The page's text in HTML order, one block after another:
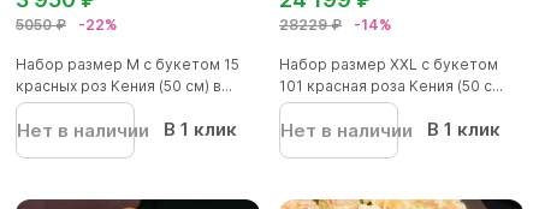
5050 ₽ -22%
Набор размер M с букетом 15
красных роз Кения (50 см) в...
Нет в наличии В 1 клик
28229 ₽ -14%
Набор размер ХХL с букетом
101 красная роза Кения (50 с...
Нет в наличии В 1 клик